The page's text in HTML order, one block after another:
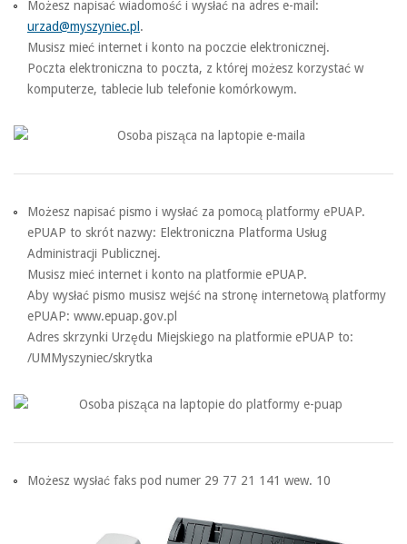
Możesz napisać wiadomość i wysłać na adres e-mail:
urzad@myszyniec.pl .
Musisz mieć internet i konto na poczcie elektronicznej.
Poczta elektroniczna to poczta, z której możesz korzystać w
komputerze, tablecie lub telefonie komórkowym.
Możesz napisać pismo i wysłać za pomocą platformy ePUAP.
ePUAP to skrót nazwy: Elektroniczna Platforma Usług
Administracji Publicznej.
Musisz mieć internet i konto na platformie ePUAP.
Aby wysłać pismo musisz wejść na stronę internetową platformy
ePUAP: www.epuap.gov.pl
Adres skrzynki Urzędu Miejskiego na platformie ePUAP to:
/UMMyszyniec/skrytka
Możesz wysłać faks pod numer 29 77 21 141 wew. 10